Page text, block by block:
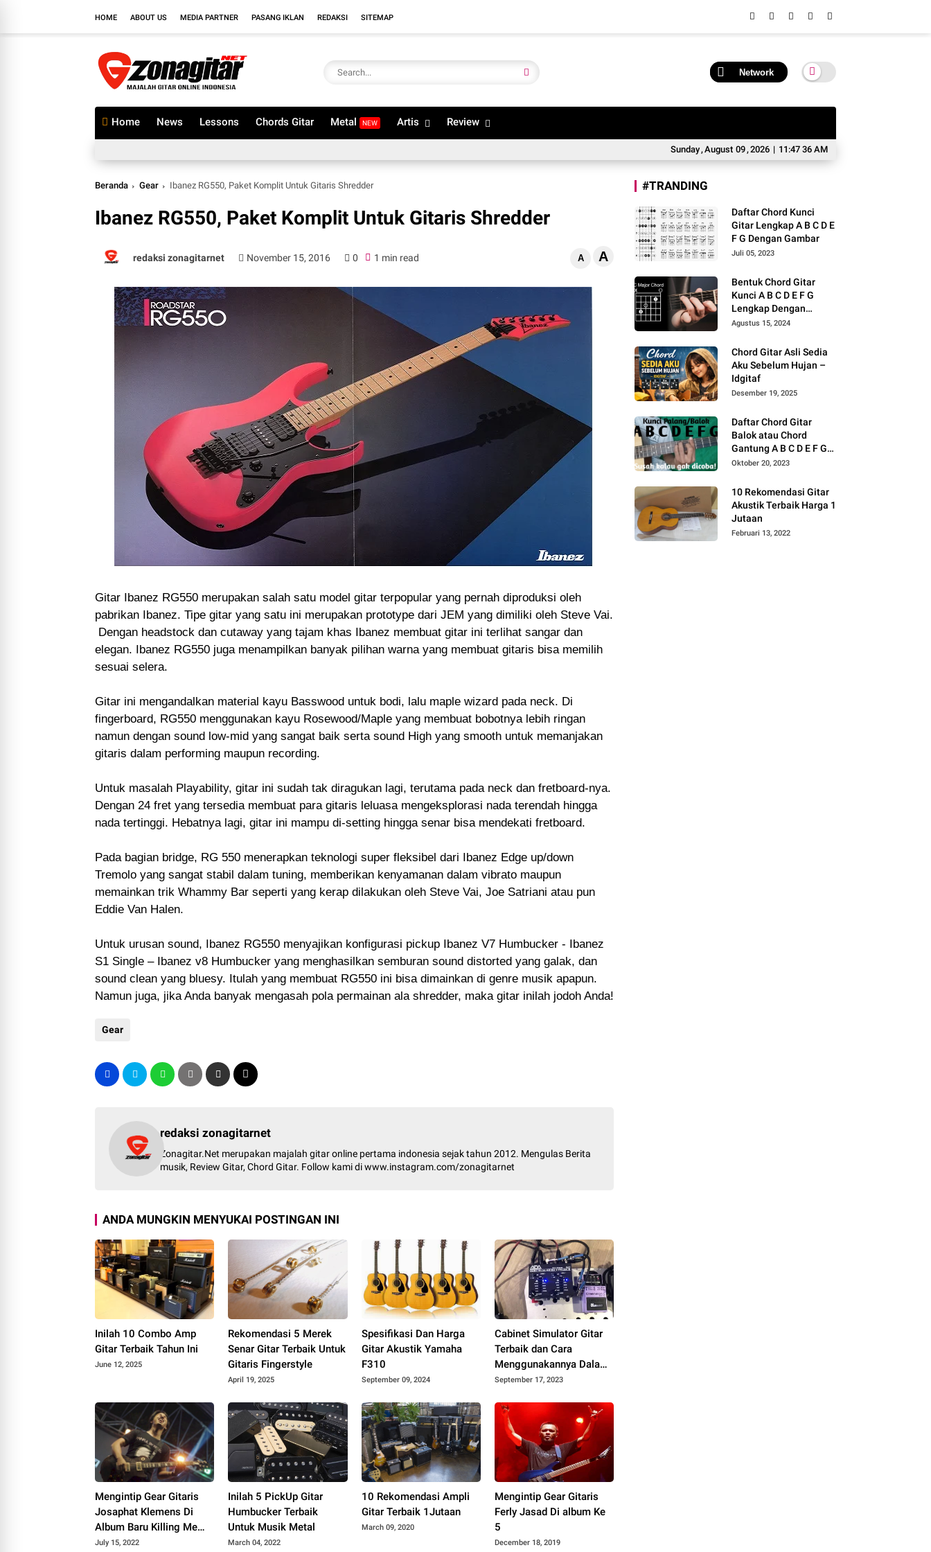
HOME ABOUT US MEDIA PARTNER PASANG IKLAN REDAKSI SITEMAP
Network
Home News Lessons Chords Gitar Metal NEW Artis Review
Sunday,August 09,2026 | 11:47 36 AM
Beranda Gear Ibanez RG550, Paket Komplit Untuk Gitaris Shredder
Ibanez RG550, Paket Komplit Untuk Gitaris Shredder
redaksi zonagitarnet November 15, 2016 0 1 min read A A
Gitar Ibanez RG550 merupakan salah satu model gitar terpopular yang pernah diproduksi oleh
pabrikan Ibanez. Tipe gitar yang satu ini merupakan prototype dari JEM yang dimiliki oleh Steve Vai.
Dengan headstock dan cutaway yang tajam khas Ibanez membuat gitar ini terlihat sangar dan
elegan. Ibanez RG550 juga menampilkan banyak pilihan warna yang membuat gitaris bisa memilih
sesuai selera.
Gitar ini mengandalkan material kayu Basswood untuk bodi, lalu maple wizard pada neck. Di
fingerboard, RG550 menggunakan kayu Rosewood/Maple yang membuat bobotnya lebih ringan
namun dengan sound low-mid yang sangat baik serta sound High yang smooth untuk memanjakan
gitaris dalam performing maupun recording.
Untuk masalah Playability, gitar ini sudah tak diragukan lagi, terutama pada neck dan fretboard-nya.
Dengan 24 fret yang tersedia membuat para gitaris leluasa mengeksplorasi nada terendah hingga
nada tertinggi. Hebatnya lagi, gitar ini mampu di-setting hingga senar bisa mendekati fretboard.
Pada bagian bridge, RG 550 menerapkan teknologi super fleksibel dari Ibanez Edge up/down
Tremolo yang sangat stabil dalam tuning, memberikan kenyamanan dalam vibrato maupun
memainkan trik Whammy Bar seperti yang kerap dilakukan oleh Steve Vai, Joe Satriani atau pun
Eddie Van Halen.
Untuk urusan sound, Ibanez RG550 menyajikan konfigurasi pickup Ibanez V7 Humbucker - Ibanez
S1 Single – Ibanez v8 Humbucker yang menghasilkan semburan sound distorted yang galak, dan
sound clean yang bluesy. Itulah yang membuat RG550 ini bisa dimainkan di genre musik apapun.
Namun juga, jika Anda banyak mengasah pola permainan ala shredder, maka gitar inilah jodoh Anda!
Gear
redaksi zonagitarnet
Zonagitar.Net merupakan majalah gitar online pertama indonesia sejak tahun 2012. Mengulas Berita
musik, Review Gitar, Chord Gitar. Follow kami di www.instagram.com/zonagitarnet
ANDA MUNGKIN MENYUKAI POSTINGAN INI
Inilah 10 Combo Amp
Gitar Terbaik Tahun Ini
June 12, 2025
Rekomendasi 5 Merek
Senar Gitar Terbaik Untuk
Gitaris Fingerstyle
April 19, 2025
Spesifikasi Dan Harga
Gitar Akustik Yamaha
F310
September 09, 2024
Cabinet Simulator Gitar
Terbaik dan Cara
Menggunakannya Dalam
Recording
September 17, 2023
Mengintip Gear Gitaris
Josaphat Klemens Di
Album Baru Killing Me
Inside
July 15, 2022
Inilah 5 PickUp Gitar
Humbucker Terbaik
Untuk Musik Metal
March 04, 2022
10 Rekomendasi Ampli
Gitar Terbaik 1Jutaan
March 09, 2020
Mengintip Gear Gitaris
Ferly Jasad Di album Ke
5
December 18, 2019
#TRANDING
Daftar Chord Kunci
Gitar Lengkap A B C D E
F G Dengan Gambar
Juli 05, 2023
Bentuk Chord Gitar
Kunci A B C D E F G
Lengkap Dengan
Gambar
Agustus 15, 2024
Chord Gitar Asli Sedia
Aku Sebelum Hujan –
Idgitaf
Desember 19, 2025
Daftar Chord Gitar
Balok atau Chord
Gantung A B C D E F G
Gambar
Oktober 20, 2023
10 Rekomendasi Gitar
Akustik Terbaik Harga 1
Jutaan
Februari 13, 2022